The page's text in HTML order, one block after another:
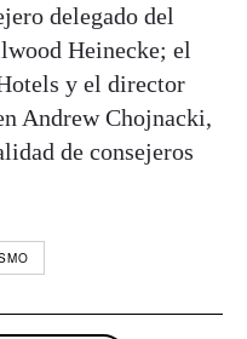
delegado del
Heinecke; el
y el director
Andrew Chojnacki,
de consejeros